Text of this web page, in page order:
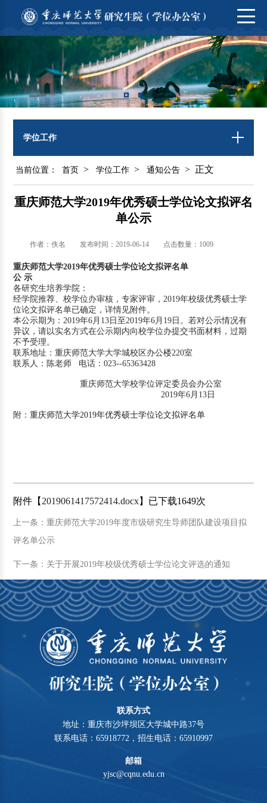
学位工作
当前位置： 首页 > 学位工作 > 通知公告 > 正文
重庆师范大学2019年优秀硕士学位论文拟评名
单公示
作者：佚名 发布时间：2019-06-14 点击数量： 1009
重庆师范大学2019年优秀硕士学位论文拟评名单
公 示
各研究生培养学院：
经学院推荐、校学位办审核，专家评审，2019年校级优秀硕士学
位论文拟评名单已确定，详情见附件。
本公示期为：2019年6月13日至2019年6月19日。若对公示情况有
异议，请以实名方式在公示期内向校学位办提交书面材料，过期
不予受理。
联系地址：重庆师范大学大学城校区办公楼220室
联系人：陈老师 电话：023--65363428
重庆师范大学校学位评定委员会办公室
2019年6月13日
附：重庆师范大学2019年优秀硕士学位论文拟评名单
附件【 2019061417572414.docx】已下载1649次
上一条：重庆师范大学2019年度市级研究生导师团队建设项目拟
评名单公示
下一条：关于开展2019年校级优秀硕士学位论文评选的通知
联系方式
地址：重庆市沙坪坝区大学城中路37号
联系电话：65918772，招生电话：65910997
邮箱
yjsc@cqnu.edu.cn